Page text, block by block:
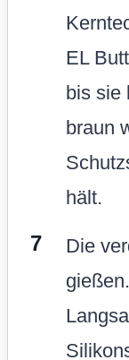
EL
bis sie
braun
hält.
Die